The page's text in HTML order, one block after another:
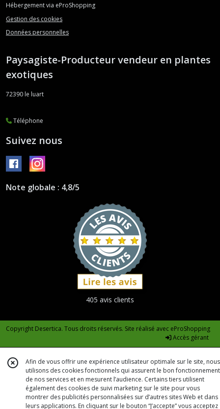
Hébergement via eProShopping
Gestion des cookies
Données personnelles
Paysagiste-Producteur vendeur en plantes
exotiques
72390 le luart
Téléphone
Suivez nous
Note globale : 4,8/5
405 avis clients
Copyright Desertica. Tous droits réservés. Site réalisé avec eProShopping
Accès gérant
Afin de vous offrir une expérience utilisateur optimale sur le site, nous
utilisons des cookies fonctionnels qui assurent le bon fonctionnement
de nos services et en mesurent l’audience. Certains tiers utilisent
également des cookies de suivi marketing sur le site pour vous
montrer des publicités personnalisées sur d’autres sites Web et dans
leurs applications. En cliquant sur le bouton “J’accepte” vous acceptez